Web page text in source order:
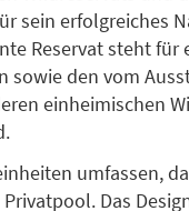
sein erfolgreiches
Reservat steht für
sowie den vom
einheimischen
umfassen,
Das